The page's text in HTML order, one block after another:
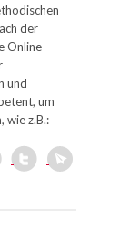
der
Online-
und
um
wie z.B.: